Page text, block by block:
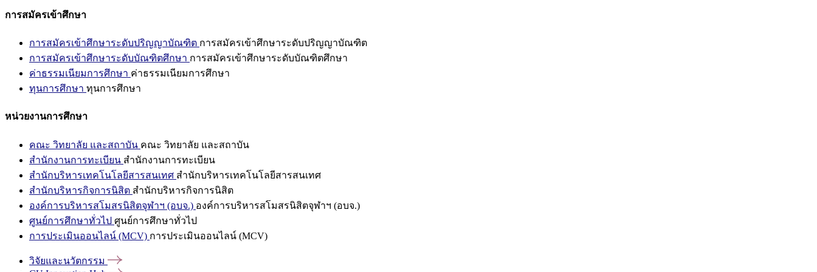
การสมัครเข้าศึกษา
การสมัครเข้าศึกษาระดับปริญญาบัณฑิต การสมัครเข้าศึกษาระดับปริญญาบัณฑิต
การสมัครเข้าศึกษาระดับบัณฑิตศึกษา การสมัครเข้าศึกษาระดับบัณฑิตศึกษา
ค่าธรรมเนียมการศึกษา ค่าธรรมเนียมการศึกษา
ทุนการศึกษา ทุนการศึกษา
หน่วยงานการศึกษา
คณะ วิทยาลัย และสถาบัน คณะ วิทยาลัย และสถาบัน
สำนักงานการทะเบียน สำนักงานการทะเบียน
สำนักบริหารเทคโนโลยีสารสนเทศ สำนักบริหารเทคโนโลยีสารสนเทศ
สำนักบริหารกิจการนิสิต สำนักบริหารกิจการนิสิต
องค์การบริหารสโมสรนิสิตจุฬาฯ (อบจ.) องค์การบริหารสโมสรนิสิตจุฬาฯ (อบจ.)
ศูนย์การศึกษาทั่วไป ศูนย์การศึกษาทั่วไป
การประเมินออนไลน์ (MCV) การประเมินออนไลน์ (MCV)
วิจัยและนวัตกรรม